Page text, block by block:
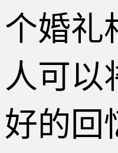
个婚礼
人可以
好的回